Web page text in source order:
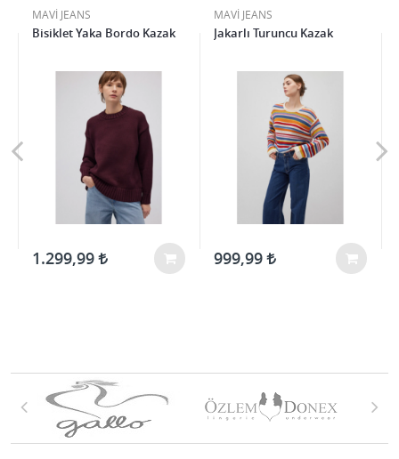
MAVİ JEANS
Bisiklet Yaka Bordo Kazak
1.299,99
MAVİ JEANS
Jakarlı Turuncu Kazak
999,99